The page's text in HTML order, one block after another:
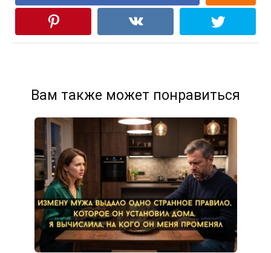
Вам также может понравиться